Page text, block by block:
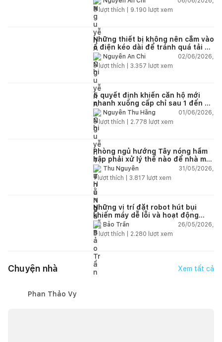
5lượt thích | 9.190 lượt xem
Những thiết bị không nên cắm vào
ổ điện kéo dài để tránh quá tải và
chập cháy trong nhà
Nguyễn An Chi
02/06/2026,
9lượt thích | 3.357 lượt xem
5 quyết định khiến căn hộ mới
nhanh xuống cấp chỉ sau 1 đến 2
nămNguyễn Thu Hằng
01/06/2026,
5lượt thích | 2.778 lượt xem
Phòng ngủ hướng Tây nóng hầm
hập phải xử lý thế nào để nhà mát
hơn?Thu Nguyễn
31/05/2026,
1lượt thích | 3.817 lượt xem
Những vị trí đặt robot hút bụi
khiến máy dễ lỗi và hoạt động
kém hiệu quả
Bảo Trần
26/05/2026,
8lượt thích | 2.280 lượt xem
Chuyện nhà Xem tất cả
Phan Thảo Vy